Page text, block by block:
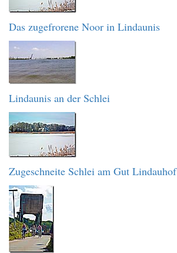
Das zugefrorene Noor in Lindaunis
Lindaunis an der Schlei
Zugeschneite Schlei am Gut Lindauhof